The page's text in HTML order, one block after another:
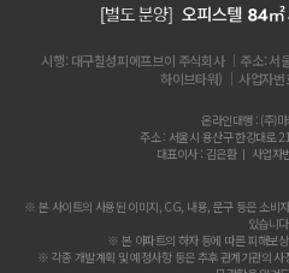
시행: 대구칠성피에프브이 주식회사 ｜주소:
하이브타워) ｜사업자
온라인대행 : (주)
주소 : 서울시 용산구 한강대로
대표이사 : 김은환 ㅣ 사업
※ 본 사이트의 사용된 이미지, CG, 내용, 문구 등은 소비
있습니
※ 본 아파트의 하자 등에 따른 피해보
※ 각종 개발계획 및 예정사항 등은 추후 관계기관의